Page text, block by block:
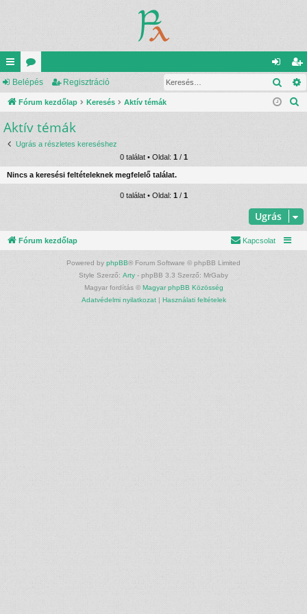
yo
rs
lin
ke
k
ór
u
m
ok
el
ép
eg
is
ió
Belépés Regisztráció
Fórum kezdőlap Keresés Aktív témák
Aktív témák
Ugrás a részletes kereséshez
0 találat • Oldal: 1 / 1
Nincs a keresési feltételeknek megfelelő találat.
0 találat • Oldal: 1 / 1
Ugrás
Fórum kezdőlap Kapcsolat
Powered by phpBB® Forum Software © phpBB Limited
Style Szerző: Arty - phpBB 3.3 Szerző: MrGaby
Magyar fordítás © Magyar phpBB Közösség
Adatvédelmi nyilatkozat| Használati feltételek